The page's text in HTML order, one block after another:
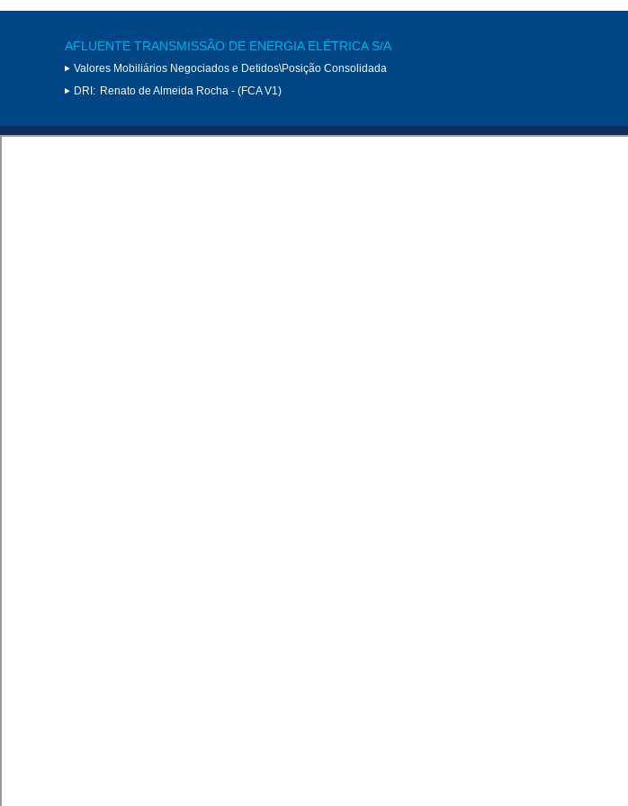
AFLUENTE TRANSMISSÃO DE ENERGIA ELÉTRICA S/A
Valores Mobiliários Negociados e Detidos\Posição Consolidada
DRI: Renato de Almeida Rocha - (FCA V1)